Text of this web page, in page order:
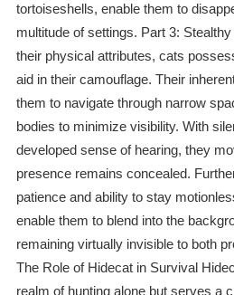
tortoiseshells, enable them to
multitude of settings. Part 3:
their physical attributes, cats
aid in their camouflage. Their
them to navigate through narrow
bodies to minimize visibility. With
developed sense of hearing, they
presence remains concealed.
patience and ability to stay
enable them to blend into the
remaining virtually invisible to both
The Role of Hidecat in Survival
realm of hunting alone but serves a